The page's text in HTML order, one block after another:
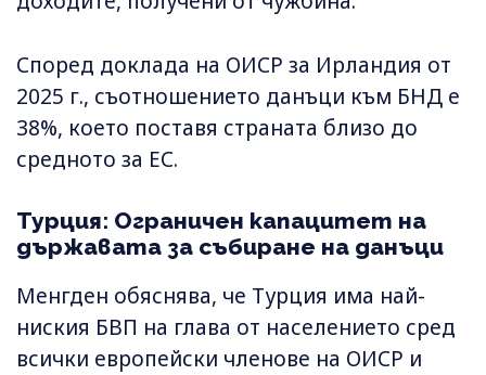
Според доклада на ОИСР за Ирландия от
2025 г., съотношението данъци към БНД е
38%, което поставя страната близо до
средното за ЕС.
Турция: Ограничен капацитет на
държавата за събиране на данъци
Менгден обяснява, че Турция има най-
ниския БВП на глава от населението сред
всички европейски членове на ОИСР и